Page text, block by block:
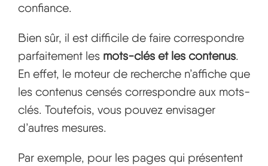
confiance.
Bien sûr, il est difficile de faire correspondre
parfaitement les mots-clés et les contenus.
En effet, le moteur de recherche n’affiche que
les contenus censés correspondre aux mots-
clés. Toutefois, vous pouvez envisager
d’autres mesures.
Par exemple, pour les pages qui présentent